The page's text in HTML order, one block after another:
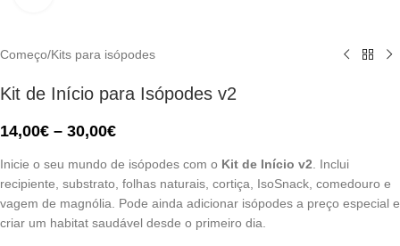
Começo/Kits para isópodes
Kit de Início para Isópodes v2
14,00€ – 30,00€
Inicie o seu mundo de isópodes com o Kit de Início v2 . Inclui
recipiente, substrato, folhas naturais, cortiça, IsoSnack, comedouro e
vagem de magnólia. Pode ainda adicionar isópodes a preço especial e
criar um habitat saudável desde o primeiro dia.